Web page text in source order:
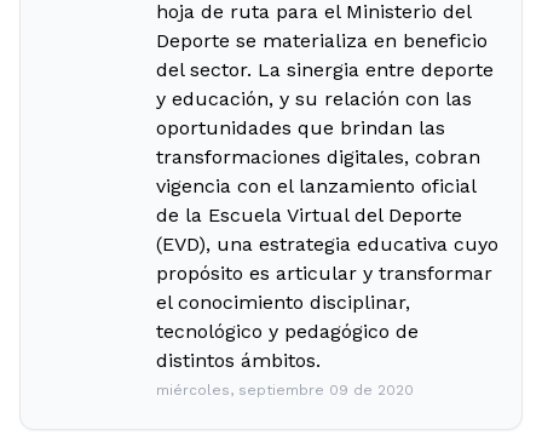
hoja de ruta para el Ministerio del
Deporte se materializa en beneficio
del sector. La sinergia entre deporte
y educación, y su relación con las
oportunidades que brindan las
transformaciones digitales, cobran
vigencia con el lanzamiento oficial
de la Escuela Virtual del Deporte
(EVD), una estrategia educativa cuyo
propósito es articular y transformar
el conocimiento disciplinar,
tecnológico y pedagógico de
distintos ámbitos.
miércoles, septiembre 09 de 2020